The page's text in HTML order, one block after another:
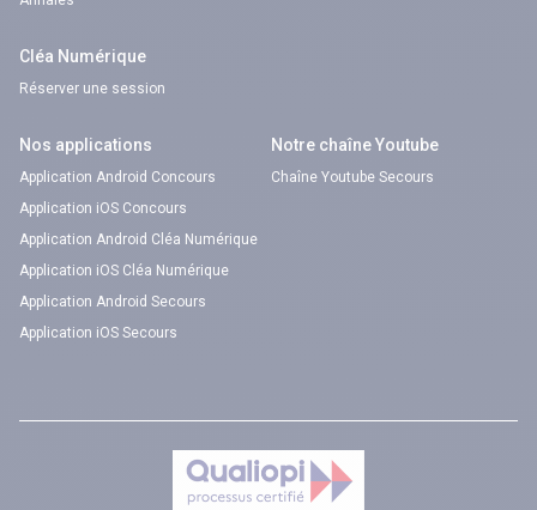
Cléa Numérique
Réserver une session
Nos applications
Application Android Concours
Application iOS Concours
Application Android Cléa Numérique
Application iOS Cléa Numérique
Application Android Secours
Application iOS Secours
Notre chaîne Youtube
Chaîne Youtube Secours